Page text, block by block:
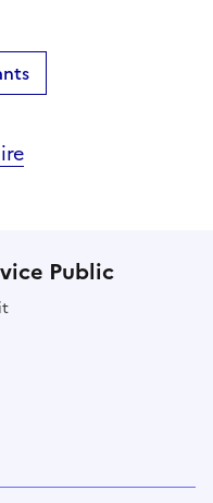
Public